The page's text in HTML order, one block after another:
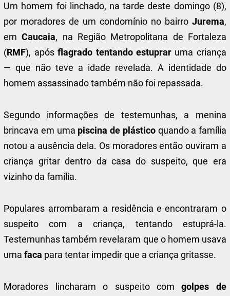
Um homem foi linchado, na tarde deste domingo (8),
por moradores de um condomínio no bairro Jurema,
emCaucaia, na Região Metropolitana de Fortaleza
(RMF), apósflagrado tentando estuprar uma criança
— que não teve a idade revelada. A identidade do
homem assassinado também não foi repassada.
Segundo informações de testemunhas, a menina
brincava em uma piscina de plástico quando a família
notou a ausência dela. Os moradores então ouviram a
criança gritar dentro da casa do suspeito, que era
vizinho da família.
Populares arrombaram a residência e encontraram o
suspeito com a criança, tentando estuprá-la.
Testemunhas também revelaram que o homem usava
umafaca para tentar impedir que a criança gritasse.
Moradores lincharam o suspeito comgolpes de